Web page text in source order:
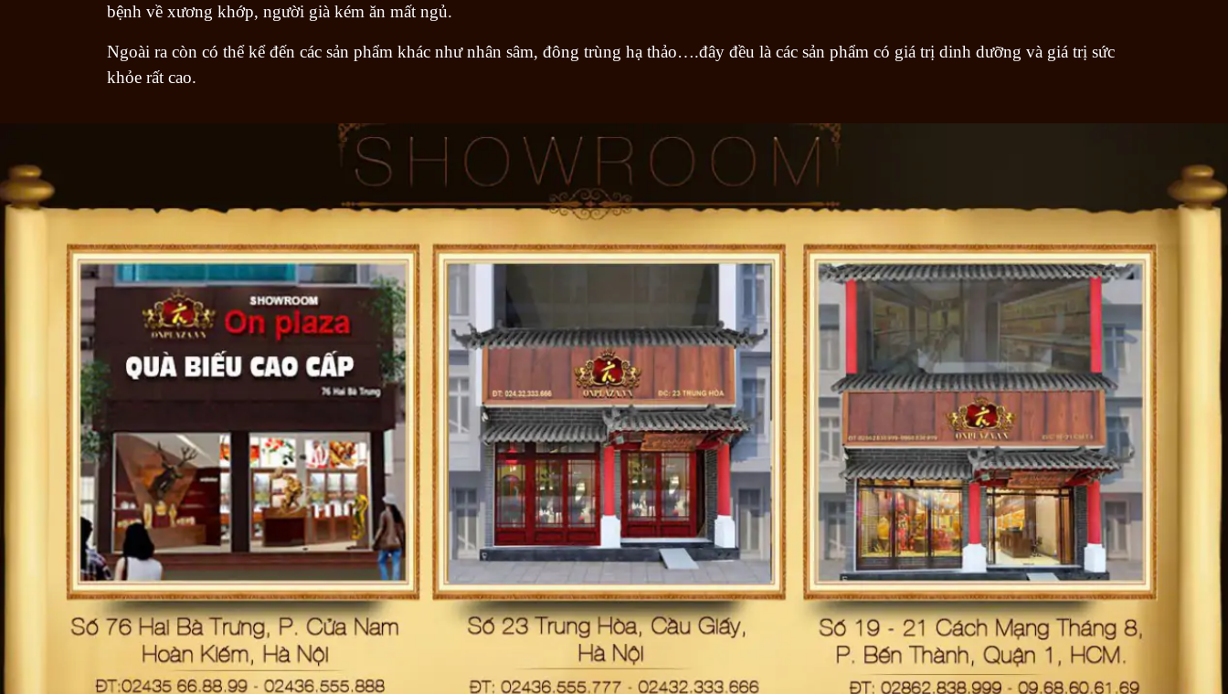
bệnh về xương khớp, người già kém ăn mất ngủ.
Ngoài ra còn có thể kể đến các sản phẩm khác như nhân sâm, đông trùng hạ thảo….đây đều là các sản phẩm có giá trị dinh dưỡng và giá trị sức
khỏe rất cao.